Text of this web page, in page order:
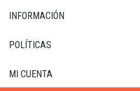
INFORMACIÓN
POLÍTICAS
MI CUENTA